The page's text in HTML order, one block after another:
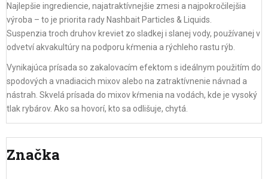
Najlepšie ingrediencie, najatraktívnejšie zmesi a najpokročilejšia
výroba – to je priorita rady Nashbait Particles & Liquids.
Suspenzia troch druhov kreviet zo sladkej i slanej vody, používanej v
odvetví akvakultúry na podporu kŕmenia a rýchleho rastu rýb.
Vynikajúca prísada so zakalovacím efektom s ideálnym použitím do
spodových a vnadiacich mixov alebo na zatraktívnenie návnad a
nástrah. Skvelá prísada do mixov kŕmenia na vodách, kde je vysoký
tlak rybárov. Ako sa hovorí, kto sa odlišuje, chytá.
Značka